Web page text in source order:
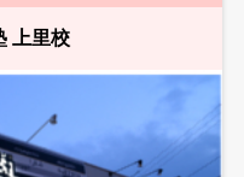
上里校